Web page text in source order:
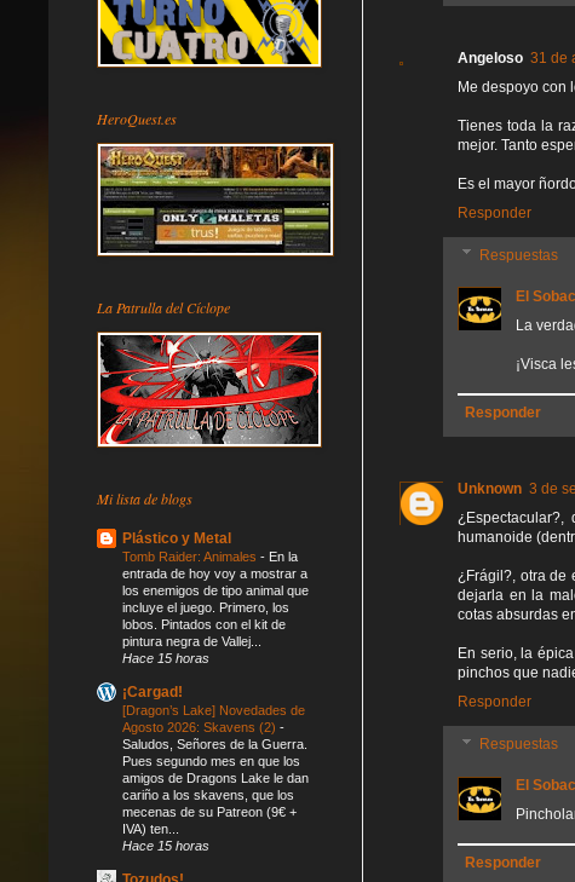
Angeloso 31 de
Me despoyo con
Tienes toda la
mejor. Tanto
Es el mayor
Responder
Respuestas
El
La
¡Visca
Responder
Unknown 3 de
humanoide
¿Frágil?, otra de
dejarla en la
cotas absurdas
En serio, la
pinchos que
Responder
Respuestas
El
Responder
HeroQuest.es
La Patrulla del Cíclope
Mi lista de blogs
Plástico y Metal
Tomb Raider: Animales - En la
entrada de hoy voy a mostrar a
los enemigos de tipo animal que
incluye el juego. Primero, los
lobos. Pintados con el kit de
pintura negra de Vallej...
Hace 15 horas
¡Cargad!
[Dragon’s Lake] Novedades de
Agosto 2026: Skavens (2) -
Saludos, Señores de la Guerra.
Pues segundo mes en que los
amigos de Dragons Lake le dan
cariño a los skavens, que los
mecenas de su Patreon (9€ +
IVA) ten...
Hace 15 horas